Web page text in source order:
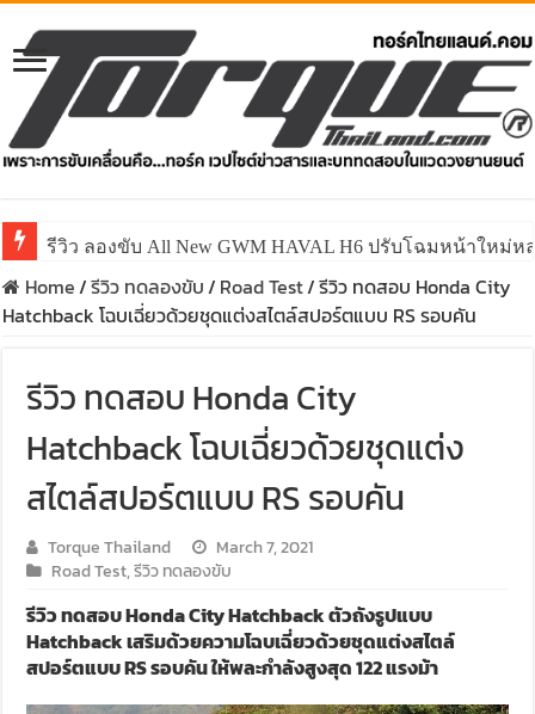
คาราวาน ISUZU 2.2 Ddi MAXFORCE ท่องเที่ยวสัมผัสป
Home/รีวิว ทดลองขับ/ Road Test/รีวิว ทดสอบ Honda City
Hatchback โฉบเฉี่ยวด้วยชุดแต่งสไตล์สปอร์ตแบบ RS รอบคัน
รีวิว ทดสอบ Honda City
Hatchback โฉบเฉี่ยวด้วยชุดแต่ง
สไตล์สปอร์ตแบบ RS รอบคัน
Torque Thailand
March 7, 2021
Road Test,รีวิว ทดลองขับ
รีวิว ทดสอบ Honda City Hatchback ตัวถังรูปแบบ
Hatchback เสริมด้วยความโฉบเฉี่ยวด้วยชุดแต่งสไตล์
สปอร์ตแบบ RS รอบคัน ให้พละกำลังสูงสุด 122 แรงม้า